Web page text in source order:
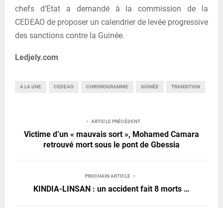
chefs d’Etat a demandé à la commission de la
CEDEAO de proposer un calendrier de levée progressive
des sanctions contre la Guinée.
Ledjely.com
A LA UNE CEDEAO CHRONOGRAMME GUINÉE TRANSITION
ARTICLE PRÉCÉDENT
Victime d’un « mauvais sort », Mohamed Camara
retrouvé mort sous le pont de Gbessia
PROCHAIN ARTICLE
KINDIA-LINSAN : un accident fait 8 morts …